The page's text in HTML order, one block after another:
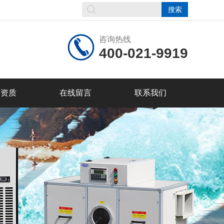
咨询热线
400-021-9919
质 在线留言 联系我们